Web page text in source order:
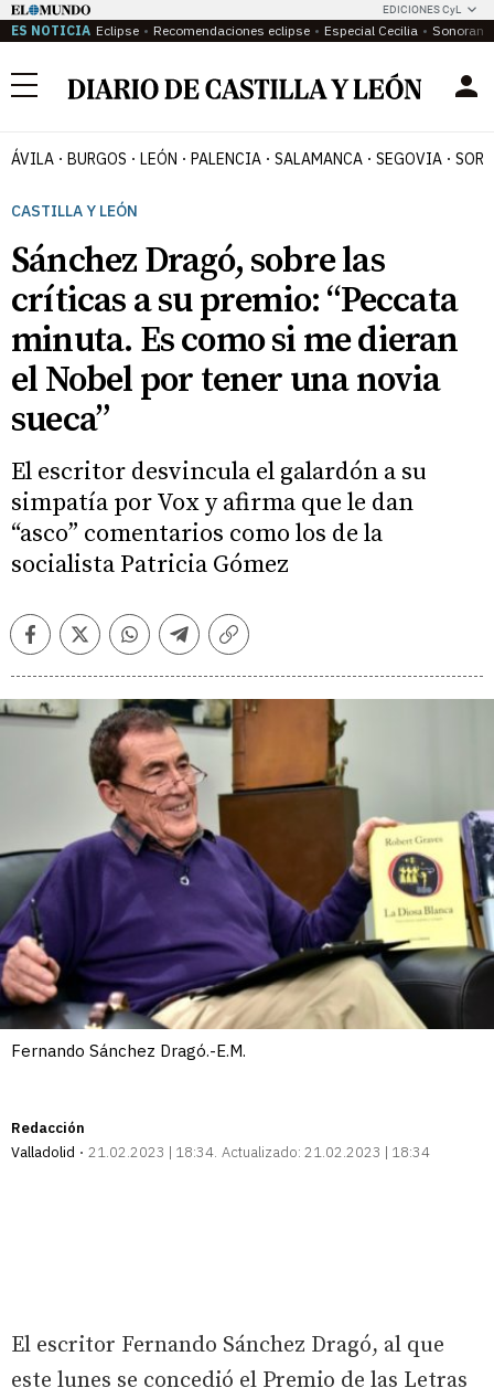
EDICIONES CyL
ES NOTICIA Eclipse Recomendaciones eclipse Especial Cecilia
Menú
ÁVILA BURGOS LEÓN PALENCIA SALAMANCA SEGOVIA
CASTILLA Y LEÓN
Sánchez Dragó, sobre las
críticas a su premio: “Peccata
minuta. Es como si me dieran
el Nobel por tener una novia
sueca”
El escritor desvincula el galardón a su
simpatía por Vox y afirma que le dan
“asco” comentarios como los de la
socialista Patricia Gómez
FacebookTwitterWhatsappTelegramCopiar
Fernando Sánchez Dragó.-E.M.
Redacción
Valladolid
21.02.2023 | 18:34 Actualizado: 21.02.2023 | 18:34
El escritor Fernando Sánchez Dragó, al que
este lunes se concedió el Premio de las Letras